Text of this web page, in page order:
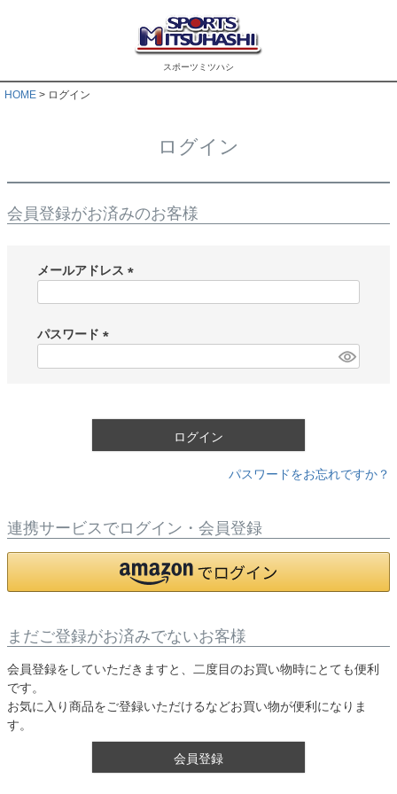
スポーツミツハシ
HOME ログイン
ログイン
会員登録がお済みのお客様
メールアドレス
)
パスワード
ログイン
パスワードをお忘れですか？
連携サービスでログイン・会員登録
まだご登録がお済みでないお客様
会員登録をしていただきますと、二度目のお買い物時にとても便利
です。
お気に入り商品をご登録いただけるなどお買い物が便利になりま
す。
会員登録